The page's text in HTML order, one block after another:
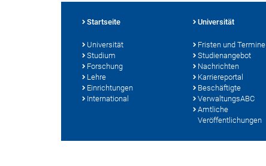
Startseite
Universität
Studium
Forschung
Lehre
Einrichtungen
International
Universität
Fristen und Termine
Studienangebot
Nachrichten
Karriereportal
Beschäftigte
VerwaltungsABC
Amtliche
Veröffentlichungen